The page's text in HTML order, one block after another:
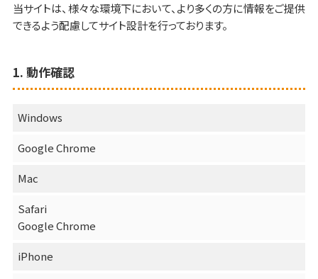
当サイトは、様々な環境下において、より多くの方に情報をご提供
できるよう配慮してサイト設計を行っております。
1. 動作確認
Windows
Google Chrome
Mac
Safari
Google Chrome
iPhone